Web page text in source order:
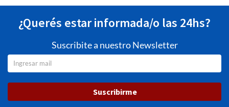
¿Querés estar informada/o las 24hs?
Suscribite a nuestro Newsletter
Suscribirme